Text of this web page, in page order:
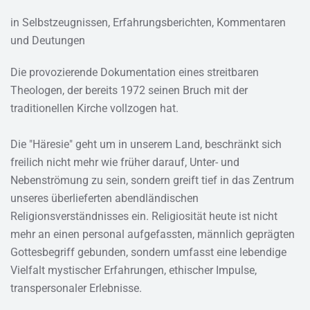
in Selbstzeugnissen, Erfahrungsberichten, Kommentaren
und Deutungen
Die provozierende Dokumentation eines streitbaren
Theologen, der bereits 1972 seinen Bruch mit der
traditionellen Kirche vollzogen hat.
Die "Häresie" geht um in unserem Land, beschränkt sich
freilich nicht mehr wie früher darauf, Unter- und
Nebenströmung zu sein, sondern greift tief in das Zentrum
unseres überlieferten abendländischen
Religionsverständnisses ein. Religiosität heute ist nicht
mehr an einen personal aufgefassten, männlich geprägten
Gottesbegriff gebunden, sondern umfasst eine lebendige
Vielfalt mystischer Erfahrungen, ethischer Impulse,
transpersonaler Erlebnisse.